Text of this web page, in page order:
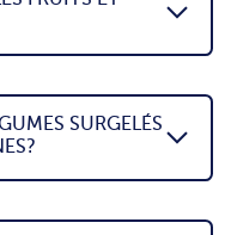
SURGELÉS